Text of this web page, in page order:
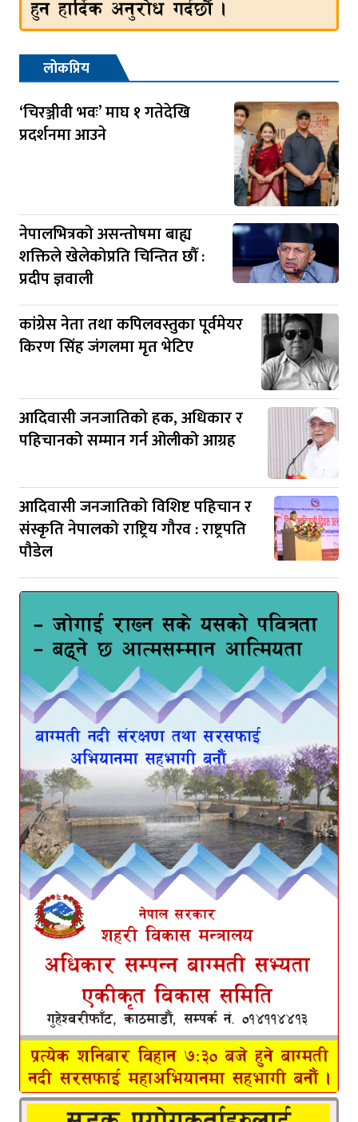
लोकप्रिय
‘चिरञ्जीवी भवः’ माघ १ गतेदेखि
प्रदर्शनमा आउने
नेपालभित्रको असन्तोषमा बाह्य
शक्तिले खेलेकोप्रति चिन्तित छौँ :
प्रदीप ज्ञवाली
कांग्रेस नेता तथा कपिलवस्तुका पूर्वमेयर
किरण सिंह जंगलमा मृत भेटिए
आदिवासी जनजातिको हक, अधिकार र
पहिचानको सम्मान गर्न ओलीको आग्रह
आदिवासी जनजातिको विशिष्ट पहिचान र
संस्कृति नेपालको राष्ट्रिय गौरव : राष्ट्रपति
पौडेल